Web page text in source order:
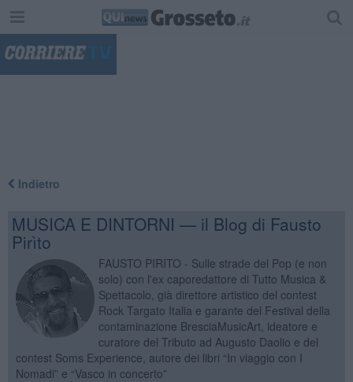
Indietro
MUSICA E DINTORNI — il Blog di Fausto
Pirìto
FAUSTO PIRITO - Sulle strade del Pop (e non
solo) con l'ex caporedattore di Tutto Musica &
Spettacolo, già direttore artistico del contest
Rock Targato Italia e garante del Festival della
contaminazione BresciaMusicArt, ideatore e
curatore del Tributo ad Augusto Daolio e del
contest Soms Experience, autore dei libri “In viaggio con I
Nomadi” e “Vasco in concerto”